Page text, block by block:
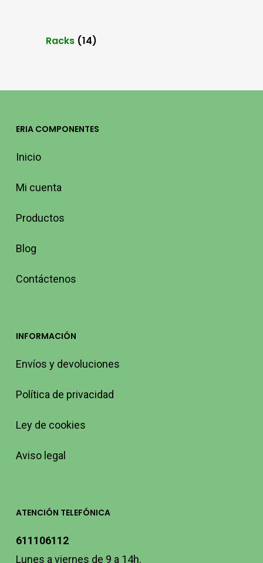
Racks (14)
ERIA COMPONENTES
Inicio
Mi cuenta
Productos
Blog
Contáctenos
INFORMACIÓN
Envíos y devoluciones
Política de privacidad
Ley de cookies
Aviso legal
ATENCIÓN TELEFÓNICA
611106112
Lunes a viernes de 9 a 14h.